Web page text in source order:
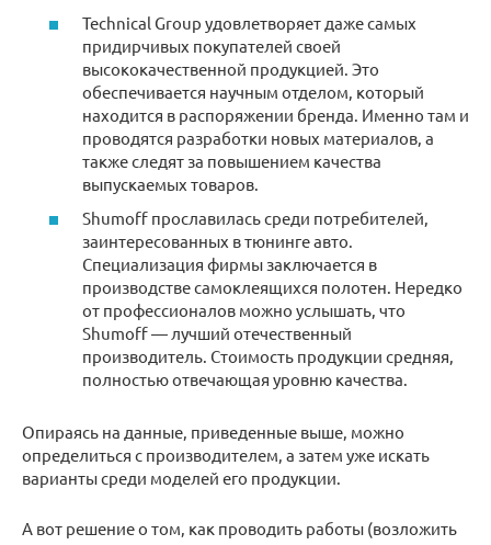
Technical Group удовлетворяет даже самых
придирчивых покупателей своей
высококачественной продукцией. Это
обеспечивается научным отделом, который
находится в распоряжении бренда. Именно там и
проводятся разработки новых материалов, а
также следят за повышением качества
выпускаемых товаров.
Shumoff прославилась среди потребителей,
заинтересованных в тюнинге авто.
Специализация фирмы заключается в
производстве самоклеящихся полотен. Нередко
от профессионалов можно услышать, что
Shumoff — лучший отечественный
производитель. Стоимость продукции средняя,
полностью отвечающая уровню качества.
Опираясь на данные, приведенные выше, можно
определиться с производителем, а затем уже искать
варианты среди моделей его продукции.
А вот решение о том, как проводить работы (возложить